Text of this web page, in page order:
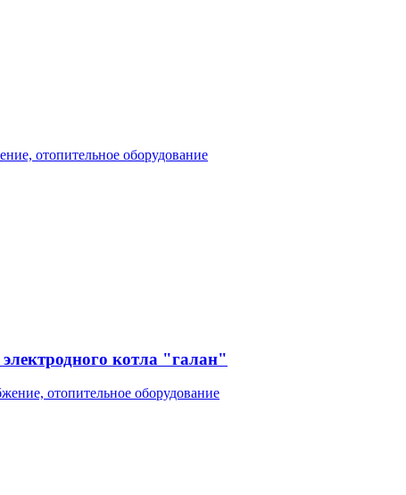
отопительное оборудование
котла "галан"
отопительное оборудование